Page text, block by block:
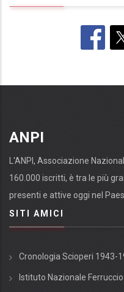
ANPI
L'ANPI, Associazione
160.000 iscritti, è tra le più
presenti e attive oggi nel
SITI AMICI
Cronologia Scioperi 1943-
Istituto Nazionale